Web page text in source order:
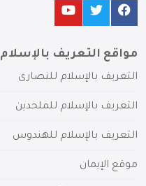
مواقع التعريف بالإسلام
التعريف بالإسلام للنصارى
التعريف بالإسلام للملحدين
التعريف بالإسلام للهندوس
موقع الإيمان